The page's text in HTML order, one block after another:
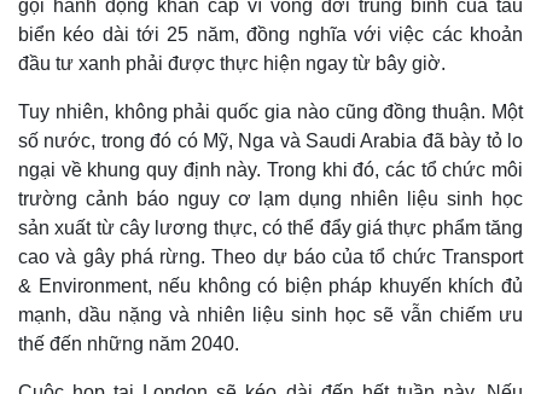
gọi hành động khẩn cấp vì vòng đời trung bình của tàu
biển kéo dài tới 25 năm, đồng nghĩa với việc các khoản
đầu tư xanh phải được thực hiện ngay từ bây giờ.
Tuy nhiên, không phải quốc gia nào cũng đồng thuận. Một
số nước, trong đó có Mỹ, Nga và Saudi Arabia đã bày tỏ lo
ngại về khung quy định này. Trong khi đó, các tổ chức môi
trường cảnh báo nguy cơ lạm dụng nhiên liệu sinh học
sản xuất từ cây lương thực, có thể đẩy giá thực phẩm tăng
cao và gây phá rừng. Theo dự báo của tổ chức Transport
& Environment, nếu không có biện pháp khuyến khích đủ
mạnh, dầu nặng và nhiên liệu sinh học sẽ vẫn chiếm ưu
thế đến những năm 2040.